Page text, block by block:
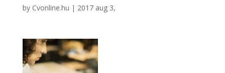
by Cvonline.hu | 2017 aug 3,